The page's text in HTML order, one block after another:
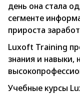
день она стала
сегменте
прироста
Luxoft Training
знания и
Учебные курсы